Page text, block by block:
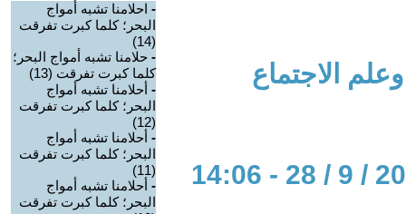
الاجتماع
- احلامنا تشبه أمواج
البحر؛ كلما كبرت تفرقت
(14)
- حلامنا تشبه أمواج البحر؛
كلما كبرت تفرقت (13)
- أحلامنا تشبه أمواج
البحر؛ كلما كبرت تفرقت
(12)
- أحلامنا تشبه أمواج
البحر؛ كلما كبرت تفرقت
(11)
- أحلامنا تشبه أمواج
البحر؛ كلما كبرت تفرقت